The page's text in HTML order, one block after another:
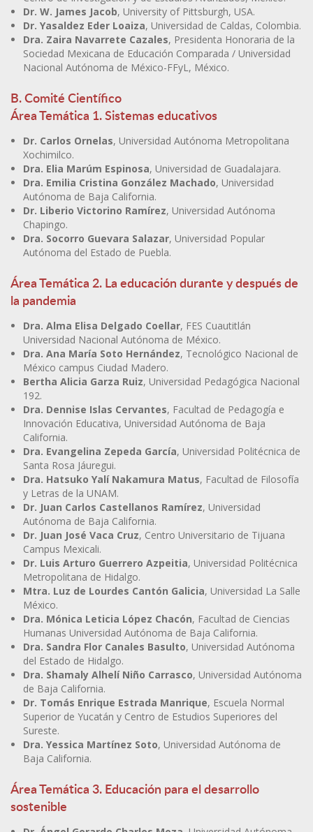
Dr. W. James Jacob, University of Pittsburgh, USA.
Dr. Yasaldez Eder Loaiza, Universidad de Caldas, Colombia.
Dra. Zaira Navarrete Cazales, Presidenta Honoraria de la
Sociedad Mexicana de Educación Comparada / Universidad
Nacional Autónoma de México-FFyL, México.
B. Comité Científico
Área Temática 1. Sistemas educativos
Dr. Carlos Ornelas, Universidad Autónoma Metropolitana
Xochimilco.
Dra. Elia Marúm Espinosa, Universidad de Guadalajara.
Dra. Emilia Cristina González Machado, Universidad
Autónoma de Baja California.
Dr. Liberio Victorino Ramírez, Universidad Autónoma
Chapingo.
Dra. Socorro Guevara Salazar, Universidad Popular
Autónoma del Estado de Puebla.
Área Temática 2. La educación durante y después de
la pandemia
Dra. Alma Elisa Delgado Coellar, FES Cuautitlán
Universidad Nacional Autónoma de México.
Dra. Ana María Soto Hernández, Tecnológico Nacional de
México campus Ciudad Madero.
Bertha Alicia Garza Ruiz, Universidad Pedagógica Nacional
192.
Dra. Dennise Islas Cervantes, Facultad de Pedagogía e
Innovación Educativa, Universidad Autónoma de Baja
California.
Dra. Evangelina Zepeda García, Universidad Politécnica de
Santa Rosa Jáuregui.
Dra. Hatsuko Yalí Nakamura Matus, Facultad de Filosofía
y Letras de la UNAM.
Dr. Juan Carlos Castellanos Ramírez, Universidad
Autónoma de Baja California.
Dr. Juan José Vaca Cruz, Centro Universitario de Tijuana
Campus Mexicali.
Dr. Luis Arturo Guerrero Azpeitia, Universidad Politécnica
Metropolitana de Hidalgo.
Mtra. Luz de Lourdes Cantón Galicia, Universidad La Salle
México.
Dra. Mónica Leticia López Chacón, Facultad de Ciencias
Humanas Universidad Autónoma de Baja California.
Dra. Sandra Flor Canales Basulto, Universidad Autónoma
del Estado de Hidalgo.
Dra. Shamaly Alhelí Niño Carrasco, Universidad Autónoma
de Baja California.
Dr. Tomás Enrique Estrada Manrique, Escuela Normal
Superior de Yucatán y Centro de Estudios Superiores del
Sureste.
Dra. Yessica Martínez Soto, Universidad Autónoma de
Baja California.
Área Temática 3. Educación para el desarrollo
sostenible